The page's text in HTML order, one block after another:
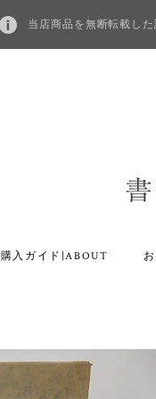
当店商品を無断転載し
購入ガイド|ABOUT